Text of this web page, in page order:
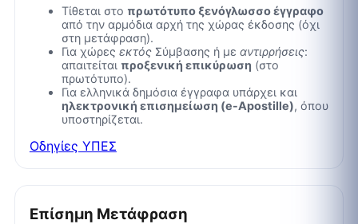
Τίθεται στο πρωτότυπο ξενόγλωσσο έγγραφο
από την αρμόδια αρχή της χώρας έκδοσης (όχι
στη μετάφραση).
Για χώρες εκτόςΣύμβασης ή με αντιρρήσεις:
απαιτείται προξενική επικύρωση (στο
πρωτότυπο).
Για ελληνικά δημόσια έγγραφα υπάρχει και
ηλεκτρονική επισημείωση (e-Apostille), όπου
υποστηρίζεται.
Οδηγίες ΥΠΕΣ
Επίσημη Μετάφραση